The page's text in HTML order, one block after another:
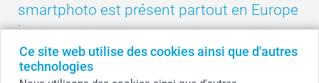
Ce site web utilise des cookies ainsi que d'autres
technologies
smartphoto est présent partout en Europe
:
België - Belgique - Danmark - Deutschland - France - Ireland
- Nederland - Norge